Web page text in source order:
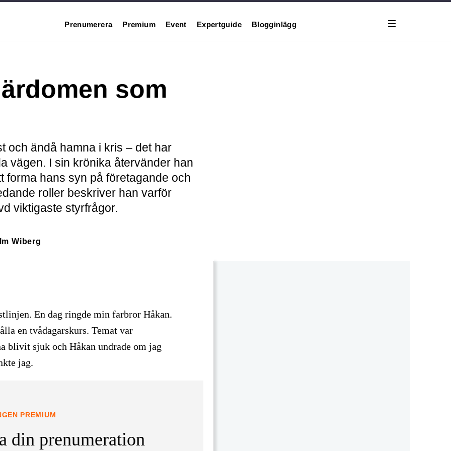
Prenumerera Premium Event Expertguide Blogginlägg
som
och ändå hamna i kris – det har
vägen. I sin krönika återvänder han
forma hans syn på företagande och
roller beskriver han varför
viktigaste styrfrågor.
Wiberg
En dag ringde min farbror Håkan.
en tvådagarskurs. Temat var
blivit sjuk och Håkan undrade om jag
jag.
PREMIUM
din prenumeration